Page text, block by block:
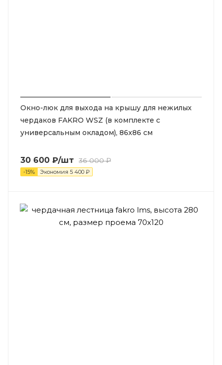
Окно-люк для выхода на крышу для нежилых
чердаков FAKRO WSZ (в комплекте с
универсальным окладом), 86х86 см
30 600 ₽/шт 36 000₽
-15% Экономия 5 400 ₽